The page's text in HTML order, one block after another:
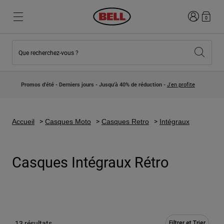
Nouveautés
Lifestyle
Nouveautés
Explorez Bike
VTT
Connexion
0
Que recherchez-vous ?
Promos d'été - Derniers jours - Jusqu'à 40% de réduction - J'en profite
Accueil Casques Moto Casques Retro Intégraux
Casques Intégraux Rétro